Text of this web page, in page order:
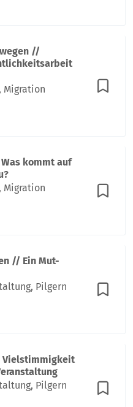
//
Migration
kommt auf
Migration
// Ein Mut-
Pilgern
Vielstimmigkeit
Pilgern